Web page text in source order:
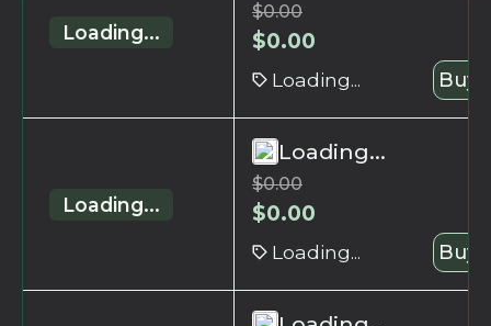
Loading...
$0.00
$0.00
Loading... Buy
Loading...
Loading...
$0.00
$0.00
Loading... Buy